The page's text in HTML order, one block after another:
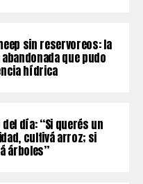
sin reservoreos: la
que pudo
hídrica
día: “Si querés un
cultivá arroz; si
árboles”